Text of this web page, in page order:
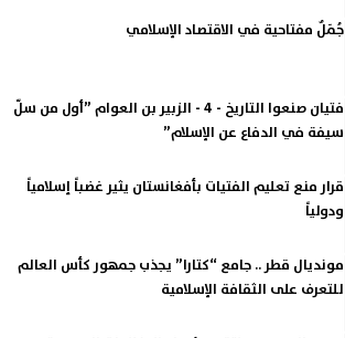
جُمَلٌ مفتاحية في الاقتصاد الإسلامي
فتيان صنعوا التاريخ - 4 - الزبير بن العوام ”أول من سلّ
سيفة في الدفاع عن الإسلام”
قرار منع تعليم الفتيات بأفغانستان يثير غضباً إسلامياً
ودولياً
مونديال قطر .. جامع “كتارا” يجذب جمهور كأس العالم
للتعرف على الثقافة الإسلامية